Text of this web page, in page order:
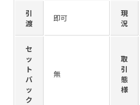
引
渡
即可
現
況
セ
ッ
ト
バ
ッ
ク
無
取
引
態
様